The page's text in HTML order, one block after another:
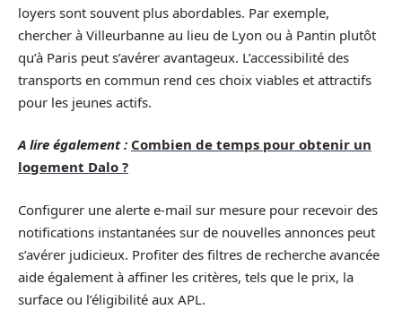
loyers sont souvent plus abordables. Par exemple,
chercher à Villeurbanne au lieu de Lyon ou à Pantin plutôt
qu’à Paris peut s’avérer avantageux. L’accessibilité des
transports en commun rend ces choix viables et attractifs
pour les jeunes actifs.
A lire également : Combien de temps pour obtenir un
logement Dalo ?
Configurer une alerte e-mail sur mesure pour recevoir des
notifications instantanées sur de nouvelles annonces peut
s’avérer judicieux. Profiter des filtres de recherche avancée
aide également à affiner les critères, tels que le prix, la
surface ou l’éligibilité aux APL.